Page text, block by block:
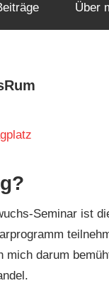
Über
Seminar ist
mich darum